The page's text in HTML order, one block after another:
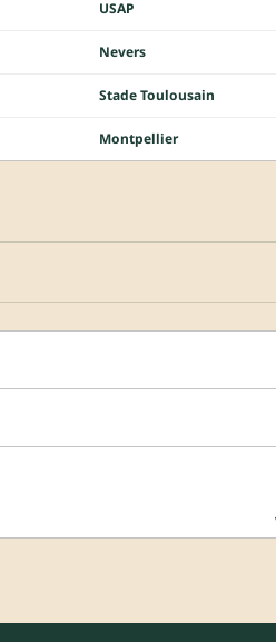
USAP
Nevers
Stade Toulousain
Montpellier